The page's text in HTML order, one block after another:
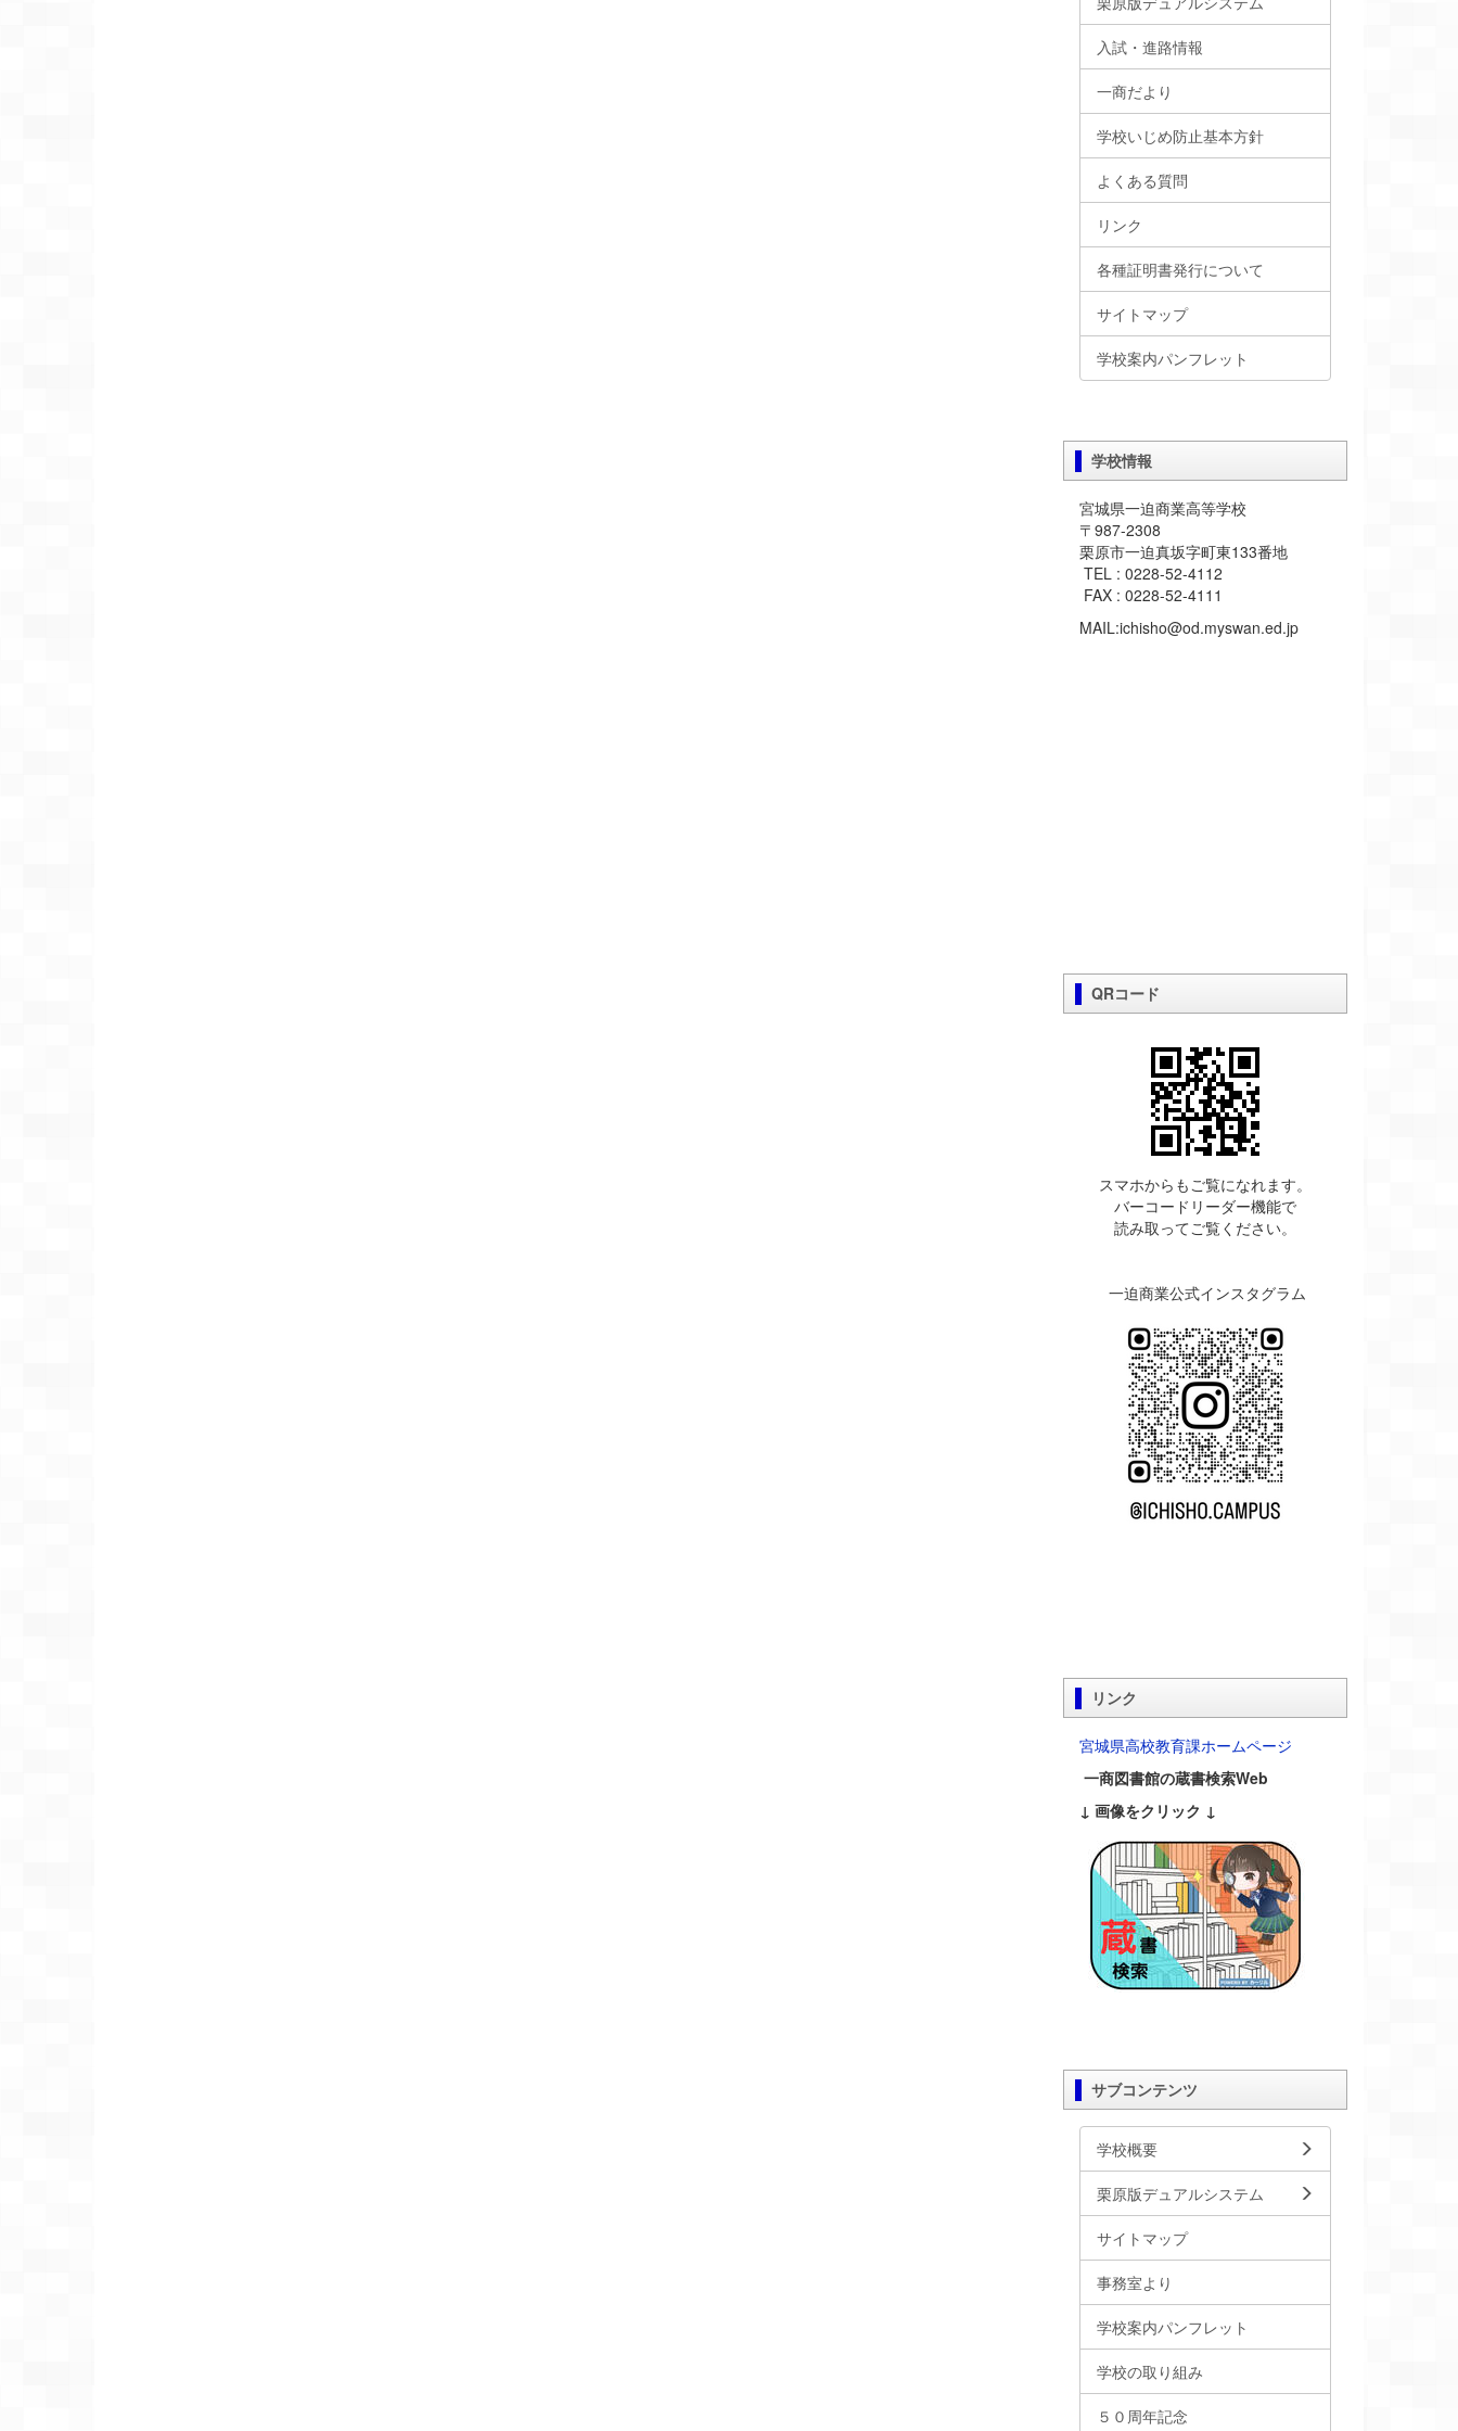
入試・進路情報
一商だより
学校いじめ防止基本方針
よくある質問
リンク
各種証明書発行について
サイトマップ
学校案内パンフレット
学校情報
宮城県一迫商業高等学校
〒987-2308
栗原市一迫真坂字町東133番地
TEL : 0228-52-4112
FAX : 0228-52-4111
MAIL:ichisho@od.myswan.ed.jp
QRコード
スマホからもご覧になれます。
バーコードリーダー機能で
読み取ってご覧ください。
一迫商業公式インスタグラム
リンク
宮城県高校教育課ホームページ
一商図書館の蔵書検索Web
↓ 画像をクリック ↓
サブコンテンツ
学校概要
栗原版デュアルシステム
サイトマップ
事務室より
学校案内パンフレット
学校の取り組み
５０周年記念